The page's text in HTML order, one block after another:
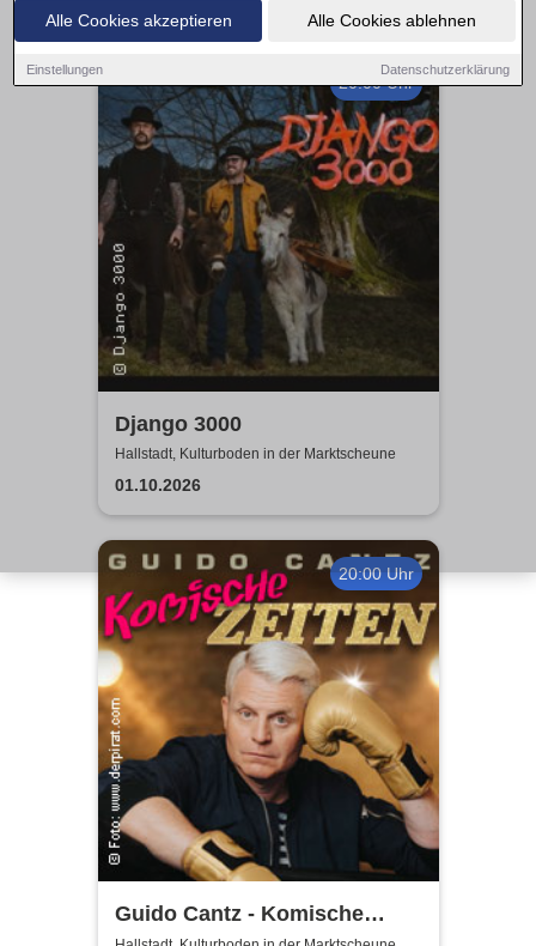
Alle Cookies akzeptieren Alle Cookies ablehnen
Einstellungen Datenschutzerklärung
20:00 Uhr
Django 3000
Hallstadt, Kulturboden in der Marktscheune
01.10.2026
20:00 Uhr
Guido Cantz - Komische